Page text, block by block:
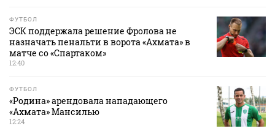
ФУТБОЛ
ЭСК поддержала решение Фролова не
назначать пенальти в ворота «Ахмата» в
матче со «Спартаком»
12:40
ФУТБОЛ
«Родина» арендовала нападающего
«Ахмата» Мансилью
12:24